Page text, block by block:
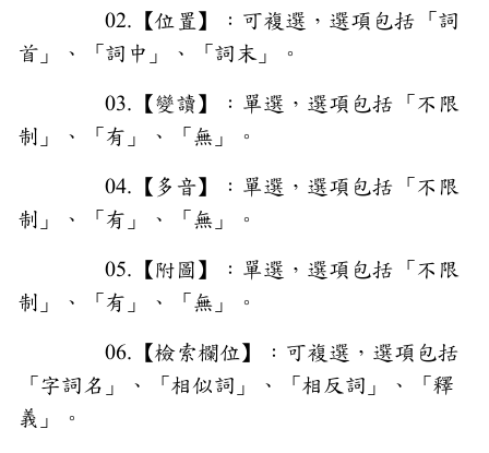
02.【位置】：可複選，選項包括「詞
首」、「詞中」、「詞末」。
03.【變讀】：單選，選項包括「不限
制」、「有」、「無」。
04.【多音】：單選，選項包括「不限
制」、「有」、「無」。
05.【附圖】：單選，選項包括「不限
制」、「有」、「無」。
06.【檢索欄位】：可複選，選項包括
「字詞名」、「相似詞」、「相反詞」、「釋
義」。